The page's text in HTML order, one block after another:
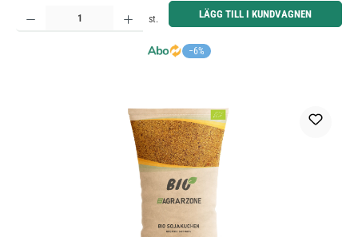
−6%
Produktkvantitet: Ange önskat belopp eller använd knapparna för att öka eller minska kvantiteten.
st. LÄGG TILL I KUNDVAGNEN